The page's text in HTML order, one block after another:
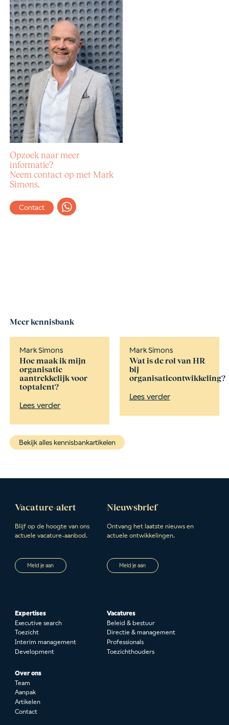
Opzoek naar meer
informatie?
Neem contact op met Mark
Simons.
Contact
Meer kennisbank
Mark Simons
Hoe maak ik mijn
organisatie
aantrekkelijk voor
toptalent?
Lees verder
Mark Simons
Wat is de rol van HR
bij
organisatieontwikkeling?
Lees verder
Bekijk alles kennisbankartikelen
Vacature-alert
Blijf op de hoogte van ons
actuele vacature-aanbod.
Meld je aan
Nieuwsbrief
Ontvang het laatste nieuws en
actuele ontwikkelingen.
Meld je aan
Expertises
Executive search
Toezicht
Interim management
Development
Vacatures
Beleid & bestuur
Directie & management
Professionals
Toezichthouders
Over ons
Team
Aanpak
Artikelen
Contact